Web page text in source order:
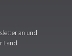
an und
Land.